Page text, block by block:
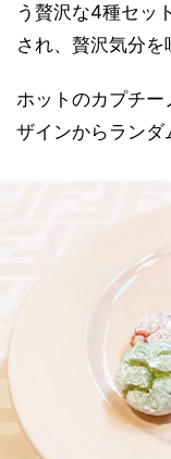
う贅沢な4種セッ
され、贅沢気分を
ホットのカプチ
ザインからラン